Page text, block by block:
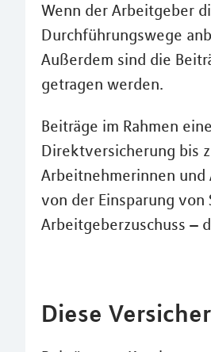
Wenn der Arbeitgeber
Durchführungswege
Außerdem sind die
getragen werden.
Beiträge im Rahmen
Direktversicherung bis
Arbeitnehmerinnen
von der Einsparung
Arbeitgeberzuschuss –
Diese